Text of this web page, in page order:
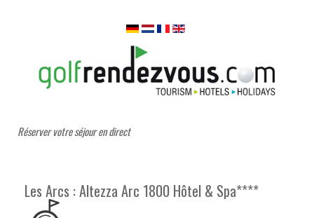
Réserver votre séjour en direct
Les Arcs : Altezza Arc 1800 Hôtel & Spa****